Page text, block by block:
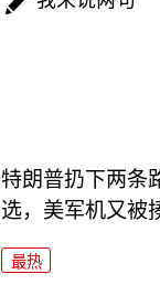
特朗普扔下两条
选，美军机又被
最热